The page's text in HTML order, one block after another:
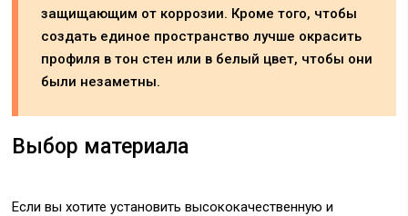
защищающим от коррозии. Кроме того, чтобы
создать единое пространство лучше окрасить
профиля в тон стен или в белый цвет, чтобы они
были незаметны.
Выбор материала
Если вы хотите установить высококачественную и